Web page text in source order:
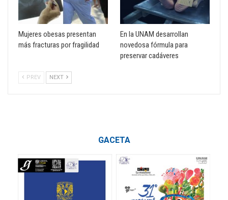
Mujeres obesas presentan
más fracturas por fragilidad
En la UNAM desarrollan
novedosa fórmula para
preservar cadáveres
PREV NEXT
GACETA